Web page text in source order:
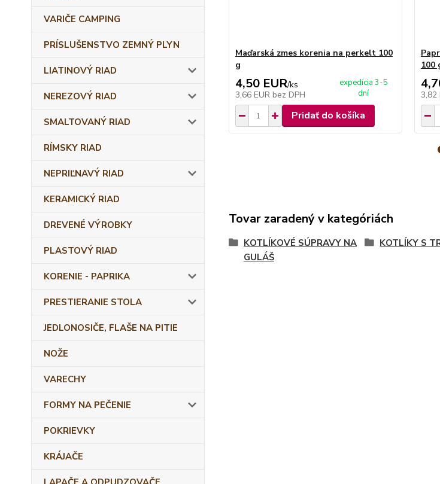
VARIČE CAMPING
PRÍSLUŠENSTVO ZEMNÝ PLYN
LIATINOVÝ RIAD
NEREZOVÝ RIAD
SMALTOVANÝ RIAD
RÍMSKY RIAD
NEPRIĽNAVÝ RIAD
KERAMICKÝ RIAD
DREVENÉ VÝROBKY
PLASTOVÝ RIAD
KORENIE - PAPRIKA
PRESTIERANIE STOLA
JEDLONOSIČE, FLAŠE NA PITIE
NOŽE
VARECHY
FORMY NA PEČENIE
POKRIEVKY
KRÁJAČE
Maďarská zmes korenia na perkelt 100
g
4,50 EUR/ks
3,66 EUR bez DPH
expedícia 3-5
dní
Pridať do košíka
100
3,82
Tovar zaradený v kategóriách
KOTLÍKOVÉ SÚPRAVY NA
GULÁŠ
KOTLÍKY S